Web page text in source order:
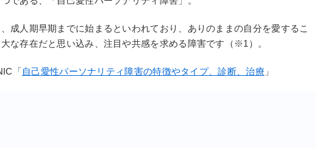
成人期早期までに始まるといわれており、ありのままの自分を愛するこ
な存在だと思い込み、注目や共感を求める障害です（※1）。
「自己愛性パーソナリティ障害の特徴やタイプ、診断、治療 」